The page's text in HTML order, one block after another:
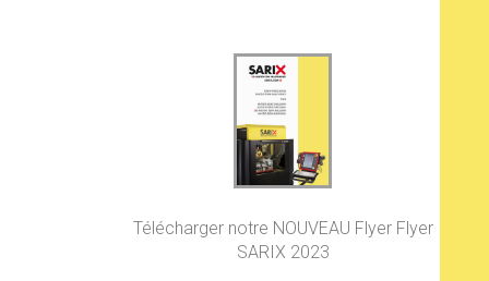
Télécharger notre NOUVEAU Flyer Flyer
SARIX 2023